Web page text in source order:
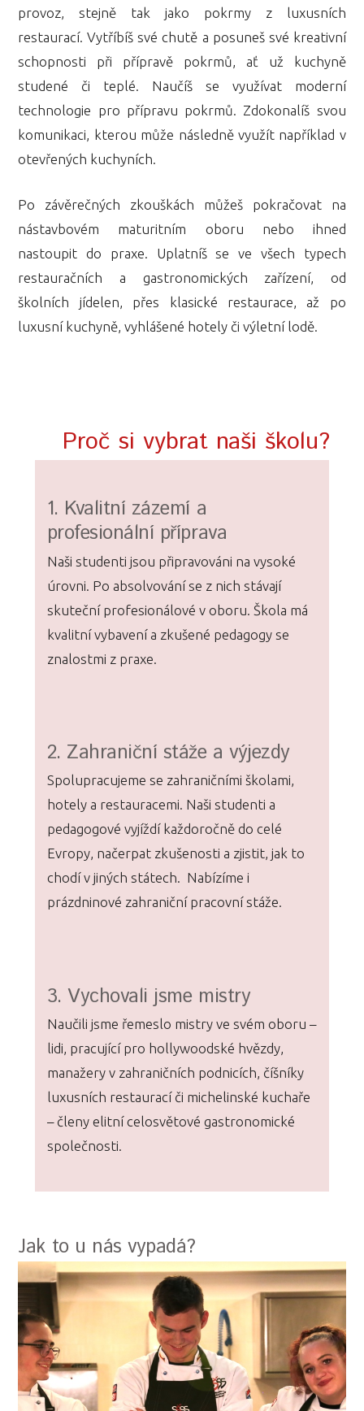
provoz, stejně tak jako pokrmy z luxusních
restaurací. Vytříbíš své chutě a posuneš své kreativní
schopnosti při přípravě pokrmů, ať už kuchyně
studené či teplé. Naučíš se využívat moderní
technologie pro přípravu pokrmů. Zdokonalíš svou
komunikaci, kterou může následně využít například v
otevřených kuchyních.
Po závěrečných zkouškách můžeš pokračovat na
nástavbovém maturitním oboru nebo ihned
nastoupit do praxe. Uplatníš se ve všech typech
restauračních a gastronomických zařízení, od
školních jídelen, přes klasické restaurace, až po
luxusní kuchyně, vyhlášené hotely či výletní lodě.
Proč si vybrat naši školu?
1. Kvalitní zázemí a
profesionální příprava
Naši studenti jsou připravováni na vysoké
úrovni. Po absolvování se z nich stávají
skuteční profesionálové v oboru. Škola má
kvalitní vybavení a zkušené pedagogy se
znalostmi z praxe.
2. Zahraniční stáže a výjezdy
Spolupracujeme se zahraničními školami,
hotely a restauracemi. Naši studenti a
pedagogové vyjíždí každoročně do celé
Evropy, načerpat zkušenosti a zjistit, jak to
chodí v jiných státech. Nabízíme i
prázdninové zahraniční pracovní stáže.
3. Vychovali jsme mistry
Naučili jsme řemeslo mistry ve svém oboru –
lidi, pracující pro hollywoodské hvězdy,
manažery v zahraničních podnicích, číšníky
luxusních restaurací či michelinské kuchaře
– členy elitní celosvětové gastronomické
společnosti.
Jak to u nás vypadá?